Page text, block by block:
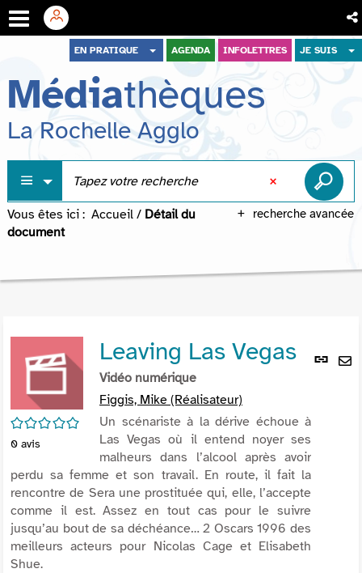
menu
contenu
recherche
EN PRATIQUE AGENDA INFOLETTRES JE SUIS
Médiathèques
La Rochelle Agglo
recherche avancée
Vous êtes ici : Accueil / Détail du
document
Lien
/5
0 avis
Leaving Las Vegas
Vidéo numérique
Figgis, Mike (Réalisateur)
Un scénariste à la dérive échoue à
Las Vegas où il entend noyer ses
malheurs dans l’alcool après avoir
perdu sa femme et son travail. En route, il fait la
rencontre de Sera une prostituée qui, elle, l’accepte
comme il est. Assez en tout cas pour le suivre
jusqu’au bout de sa déchéance… 2 Oscars 1996 des
meilleurs acteurs pour Nicolas Cage et Elisabeth
Shue.